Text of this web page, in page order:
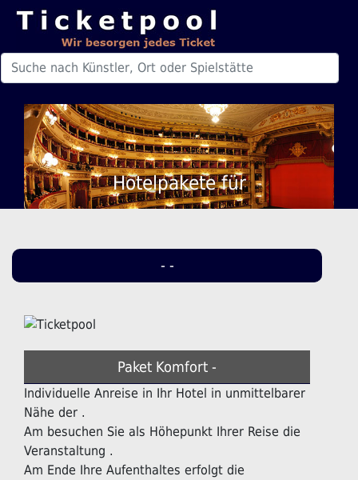
Hotelpakete für
- -
Paket Komfort -
Individuelle Anreise in Ihr Hotel in unmittelbarer
Nähe der .
Am besuchen Sie als Höhepunkt Ihrer Reise die
Veranstaltung .
Am Ende Ihre Aufenthaltes erfolgt die